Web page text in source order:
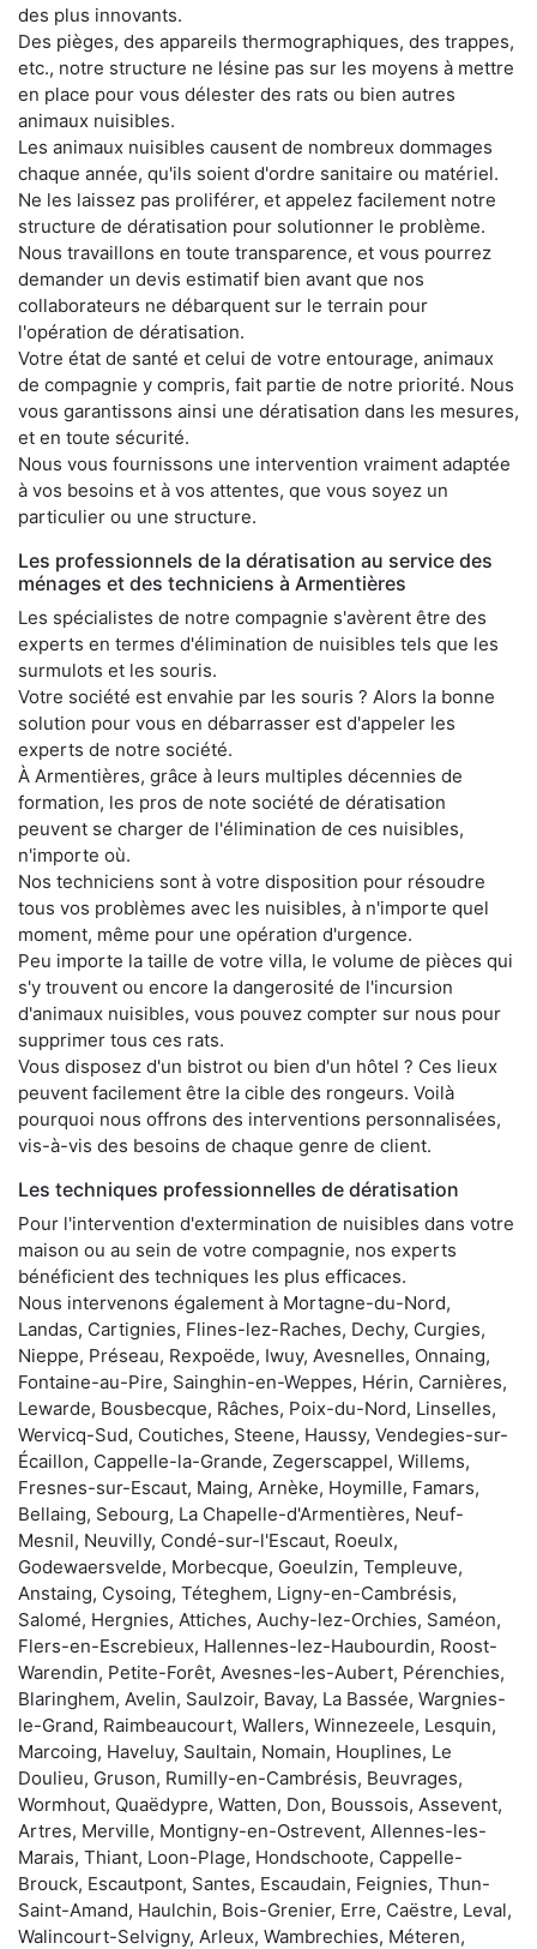
des plus innovants.
Des pièges, des appareils thermographiques, des trappes,
etc., notre structure ne lésine pas sur les moyens à mettre
en place pour vous délester des rats ou bien autres
animaux nuisibles.
Les animaux nuisibles causent de nombreux dommages
chaque année, qu'ils soient d'ordre sanitaire ou matériel.
Ne les laissez pas proliférer, et appelez facilement notre
structure de dératisation pour solutionner le problème.
Nous travaillons en toute transparence, et vous pourrez
demander un devis estimatif bien avant que nos
collaborateurs ne débarquent sur le terrain pour
l'opération de dératisation.
Votre état de santé et celui de votre entourage, animaux
de compagnie y compris, fait partie de notre priorité. Nous
vous garantissons ainsi une dératisation dans les mesures,
et en toute sécurité.
Nous vous fournissons une intervention vraiment adaptée
à vos besoins et à vos attentes, que vous soyez un
particulier ou une structure.
Les professionnels de la dératisation au service des
ménages et des techniciens à Armentières
Les spécialistes de notre compagnie s'avèrent être des
experts en termes d'élimination de nuisibles tels que les
surmulots et les souris.
Votre société est envahie par les souris ? Alors la bonne
solution pour vous en débarrasser est d'appeler les
experts de notre société.
À Armentières, grâce à leurs multiples décennies de
formation, les pros de note société de dératisation
peuvent se charger de l'élimination de ces nuisibles,
n'importe où.
Nos techniciens sont à votre disposition pour résoudre
tous vos problèmes avec les nuisibles, à n'importe quel
moment, même pour une opération d'urgence.
Peu importe la taille de votre villa, le volume de pièces qui
s'y trouvent ou encore la dangerosité de l'incursion
d'animaux nuisibles, vous pouvez compter sur nous pour
supprimer tous ces rats.
Vous disposez d'un bistrot ou bien d'un hôtel ? Ces lieux
peuvent facilement être la cible des rongeurs. Voilà
pourquoi nous offrons des interventions personnalisées,
vis-à-vis des besoins de chaque genre de client.
Les techniques professionnelles de dératisation
Pour l'intervention d'extermination de nuisibles dans votre
maison ou au sein de votre compagnie, nos experts
bénéficient des techniques les plus efficaces.
Nous intervenons également à Mortagne-du-Nord,
Landas, Cartignies, Flines-lez-Raches, Dechy, Curgies,
Nieppe, Préseau, Rexpoëde, Iwuy, Avesnelles, Onnaing,
Fontaine-au-Pire, Sainghin-en-Weppes, Hérin, Carnières,
Lewarde, Bousbecque, Râches, Poix-du-Nord, Linselles,
Wervicq-Sud, Coutiches, Steene, Haussy, Vendegies-sur-
Écaillon, Cappelle-la-Grande, Zegerscappel, Willems,
Fresnes-sur-Escaut, Maing, Arnèke, Hoymille, Famars,
Bellaing, Sebourg, La Chapelle-d'Armentières, Neuf-
Mesnil, Neuvilly, Condé-sur-l'Escaut, Roeulx,
Godewaersvelde, Morbecque, Goeulzin, Templeuve,
Anstaing, Cysoing, Téteghem, Ligny-en-Cambrésis,
Salomé, Hergnies, Attiches, Auchy-lez-Orchies, Saméon,
Flers-en-Escrebieux, Hallennes-lez-Haubourdin, Roost-
Warendin, Petite-Forêt, Avesnes-les-Aubert, Pérenchies,
Blaringhem, Avelin, Saulzoir, Bavay, La Bassée, Wargnies-
le-Grand, Raimbeaucourt, Wallers, Winnezeele, Lesquin,
Marcoing, Haveluy, Saultain, Nomain, Houplines, Le
Doulieu, Gruson, Rumilly-en-Cambrésis, Beuvrages,
Wormhout, Quaëdypre, Watten, Don, Boussois, Assevent,
Artres, Merville, Montigny-en-Ostrevent, Allennes-les-
Marais, Thiant, Loon-Plage, Hondschoote, Cappelle-
Brouck, Escautpont, Santes, Escaudain, Feignies, Thun-
Saint-Amand, Haulchin, Bois-Grenier, Erre, Caëstre, Leval,
Walincourt-Selvigny, Arleux, Wambrechies, Méteren,